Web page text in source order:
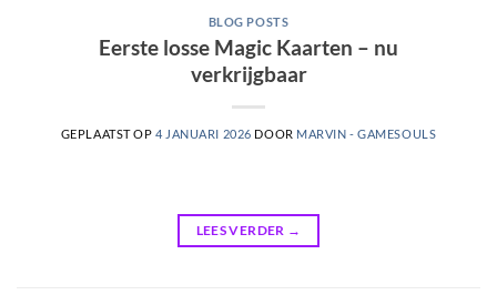
BLOG POSTS
Eerste losse Magic Kaarten – nu
verkrijgbaar
GEPLAATST OP 4 JANUARI 2026 DOOR MARVIN - GAMESOULS
LEES VERDER →